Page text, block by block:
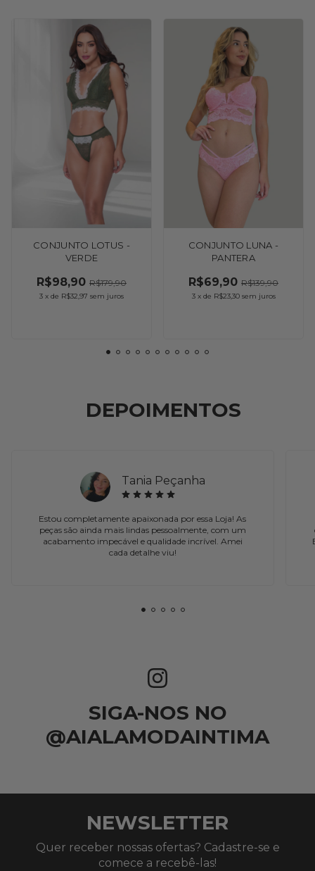
CONJUNTO LOTUS -
VERDE
R$98,90 R$179,90
3 x de R$32,97 sem juros
CONJUNTO LUNA -
PANTERA
R$69,90 R$139,90
3 x de R$23,30 sem juros
DEPOIMENTOS
Tania Peçanha
Estou completamente apaixonada por essa Loja! As
peças são ainda mais lindas pessoalmente, com um
acabamento impecável e qualidade incrível. Amei
cada detalhe viu!
SIGA-NOS NO
@AIALAMODAINTIMA
NEWSLETTER
Quer receber nossas ofertas? Cadastre-se e
comece a recebê-las!